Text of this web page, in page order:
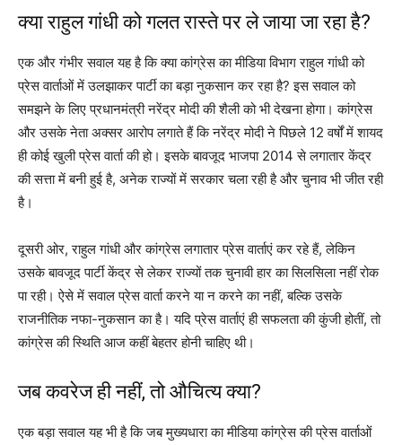
क्या राहुल गांधी को गलत रास्ते पर ले जाया जा रहा है?
एक और गंभीर सवाल यह है कि क्या कांग्रेस का मीडिया विभाग राहुल गांधी को
प्रेस वार्ताओं में उलझाकर पार्टी का बड़ा नुकसान कर रहा है? इस सवाल को
समझने के लिए प्रधानमंत्री नरेंद्र मोदी की शैली को भी देखना होगा। कांग्रेस
और उसके नेता अक्सर आरोप लगाते हैं कि नरेंद्र मोदी ने पिछले 12 वर्षों में शायद
ही कोई खुली प्रेस वार्ता की हो। इसके बावजूद भाजपा 2014 से लगातार केंद्र
की सत्ता में बनी हुई है, अनेक राज्यों में सरकार चला रही है और चुनाव भी जीत रही
है।
दूसरी ओर, राहुल गांधी और कांग्रेस लगातार प्रेस वार्ताएं कर रहे हैं, लेकिन
उसके बावजूद पार्टी केंद्र से लेकर राज्यों तक चुनावी हार का सिलसिला नहीं रोक
पा रही। ऐसे में सवाल प्रेस वार्ता करने या न करने का नहीं, बल्कि उसके
राजनीतिक नफा-नुकसान का है। यदि प्रेस वार्ताएं ही सफलता की कुंजी होतीं, तो
कांग्रेस की स्थिति आज कहीं बेहतर होनी चाहिए थी।
जब कवरेज ही नहीं, तो औचित्य क्या?
एक बड़ा सवाल यह भी है कि जब मुख्यधारा का मीडिया कांग्रेस की प्रेस वार्ताओं